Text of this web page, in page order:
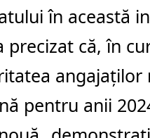
în această
precizat că, în
angajaților
pentru anii